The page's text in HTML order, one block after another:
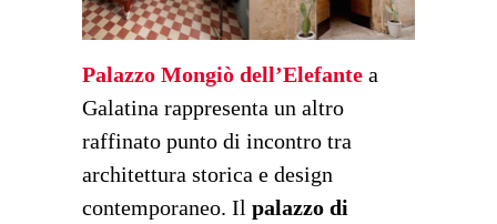
Palazzo Mongiò dell’Elefante a
Galatina rappresenta un altro
raffinato punto di incontro tra
architettura storica e design
contemporaneo. Il palazzo di